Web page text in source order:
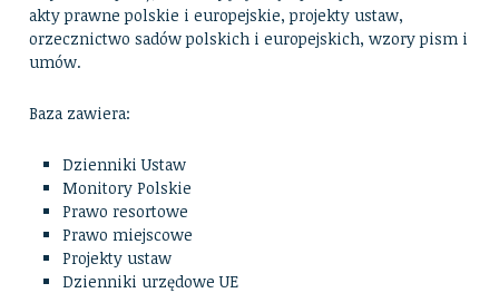
akty prawne polskie i europejskie, projekty ustaw,
orzecznictwo sadów polskich i europejskich, wzory pism i
umów.
Baza zawiera:
Dzienniki Ustaw
Monitory Polskie
Prawo resortowe
Prawo miejscowe
Projekty ustaw
Dzienniki urzędowe UE